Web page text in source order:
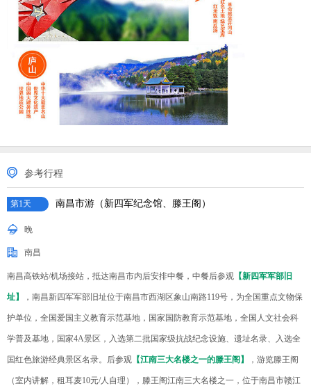
参考行程
第1天 南昌市游（新四军纪念馆、滕王阁）
晚
南昌
南昌高铁站/机场接站，抵达南昌市内后安排中餐，中餐后参观 【新四军军部旧
址】 ，南昌新四军军部旧址位于南昌市西湖区象山南路119号，为全国重点文物保
护单位，全国爱国主义教育示范基地，国家国防教育示范基地，全国人文社会科
学普及基地，国家4A景区，入选第二批国家级抗战纪念设施、遗址名录、入选全
国红色旅游经典景区名录。后参观 【江南三大名楼之一的滕王阁】 ，游览滕王阁
（室内讲解，租耳麦10元/人自理），滕王阁江南三大名楼之一，位于南昌市赣江